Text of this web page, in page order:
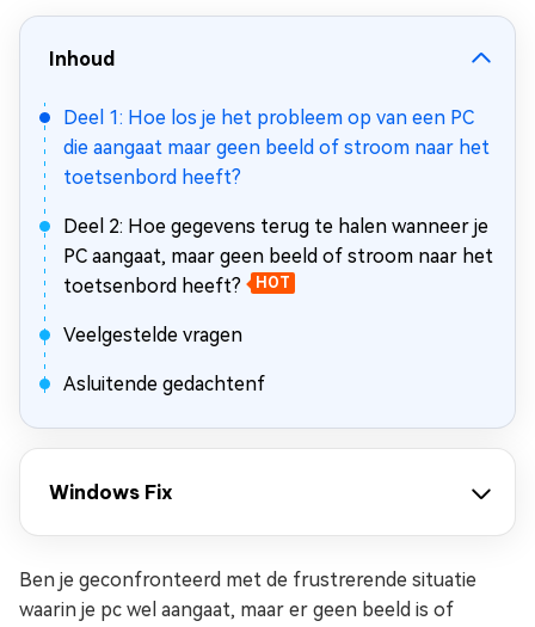
Inhoud
Deel 1: Hoe los je het probleem op van een PC
die aangaat maar geen beeld of stroom naar het
toetsenbord heeft?
Deel 2: Hoe gegevens terug te halen wanneer je
PC aangaat, maar geen beeld of stroom naar het
toetsenbord heeft?
HOT
Veelgestelde vragen
Asluitende gedachtenf
Windows Fix
Ben je geconfronteerd met de frustrerende situatie
waarin je pc wel aangaat, maar er geen beeld is of